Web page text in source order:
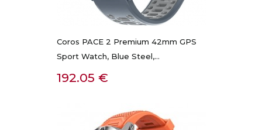
Coros PACE 2 Premium 42mm GPS
Sport Watch, Blue Steel,...
Kaina
192.05 €